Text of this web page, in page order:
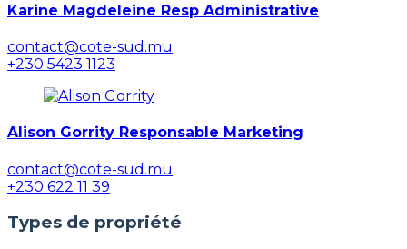
Karine Magdeleine Resp Administrative
contact@cote-sud.mu
+230 5423 1123
Alison Gorrity Responsable Marketing
contact@cote-sud.mu
+230 622 11 39
Types de propriété